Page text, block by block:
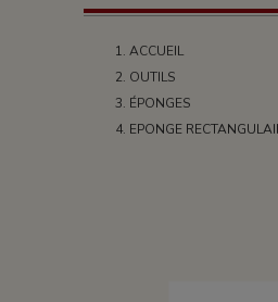
ACCUEIL
OUTILS
ÉPONGES
EPONGE